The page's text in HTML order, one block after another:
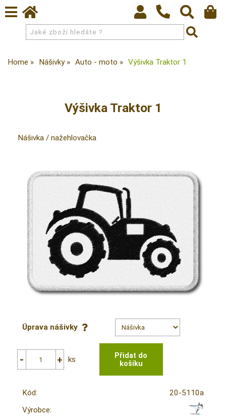
Home Nášivky Auto - moto Výšivka Traktor 1
Výšivka Traktor 1
Nášivka / nažehlovačka
Úprava nášivky
ks
Kód:
20-5110a
Výrobce: